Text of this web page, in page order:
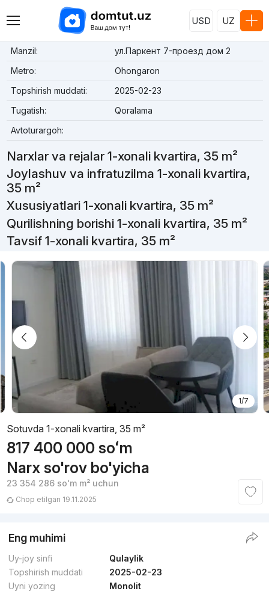
USD UZ
Manzil:
ул.Паркент 7-проезд дом 2
Metro:
Ohongaron
Topshirish muddati:
2025-02-23
Tugatish:
Qoralama
Avtoturargoh:
Narxlar va rejalar 1-xonali kvartira, 35 m²
Joylashuv va infratuzilma 1-xonali kvartira,
35 m²
Xususiyatlari 1-xonali kvartira, 35 m²
Qurilishning borishi 1-xonali kvartira, 35 m²
Tavsif 1-xonali kvartira, 35 m²
1/7
Sotuvda 1-xonali kvartira, 35 m²
817 400 000 soʻm
Narx so'rov bo'yicha
23 354 286 soʻmm² uchun
Chop etilgan 19.11.2025
Eng muhimi
Uy-joy sinfi
Qulaylik
Topshirish muddati
2025-02-23
Uyni yozing
Monolit